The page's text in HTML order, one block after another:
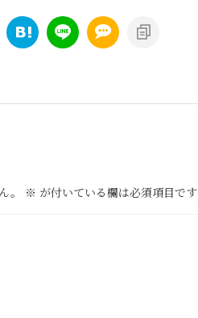
。 ※ が付いている欄は必須項目です